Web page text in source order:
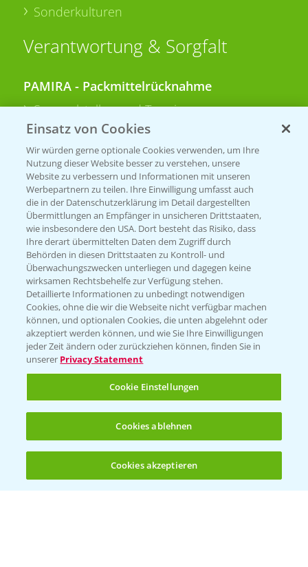
(noch 4)
Sonderkulturen
Verantwortung & Sorgfalt
PAMIRA - Packmittelrücknahme
Sammelstellen und Termine
PRE - Chemikalien sicher entsorgen
Sammelstellen und Termine
Kontakt & Notfall
Beratung auf WhatsApp
T.+49 (0)174 346 564 1
KONTAKT
Hilfe in Notfällen
T.+49 (0)214/30-20220
Folgen Sie uns
Einsatz von Cookies
Wir würden gerne optionale Cookies verwenden, um Ihre
Nutzung dieser Website besser zu verstehen, unsere
Website zu verbessern und Informationen mit unseren
Werbepartnern zu teilen. Ihre Einwilligung umfasst auch
die in der Datenschutzerklärung im Detail dargestellten
Übermittlungen an Empfänger in unsicheren Drittstaaten,
wie insbesondere den USA. Dort besteht das Risiko, dass
Ihre derart übermittelten Daten dem Zugriff durch
Behörden in diesen Drittstaaten zu Kontroll- und
Überwachungszwecken unterliegen und dagegen keine
wirksamen Rechtsbehelfe zur Verfügung stehen.
Detaillierte Informationen zu unbedingt notwendigen
Cookies, ohne die wir die Webseite nicht verfügbar machen
können, und optionalen Cookies, die unten abgelehnt oder
akzeptiert werden können, und wie Sie Ihre Einwilligungen
jeder Zeit ändern oder zurückziehen können, finden Sie in
unserer Privacy Statement
Cookie Einstellungen
Cookies ablehnen
Cookies akzeptieren